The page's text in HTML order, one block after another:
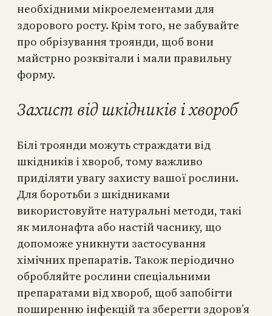
необхідними мікроелементами для
здорового росту. Крім того, не забувайте
про обрізування троянди, щоб вони
майстрно розквітали і мали правильну
форму.
Захист від шкідників і хвороб
Білі троянди можуть страждати від
шкідників і хвороб, тому важливо
приділяти увагу захисту вашої рослини.
Для боротьби з шкідниками
використовуйте натуральні методи, такі
як милонафта або настій часнику, що
допоможе уникнути застосування
хімічних препаратів. Також періодично
обробляйте рослини спеціальними
препаратами від хвороб, щоб запобігти
поширенню інфекцій та зберегти здоров’я